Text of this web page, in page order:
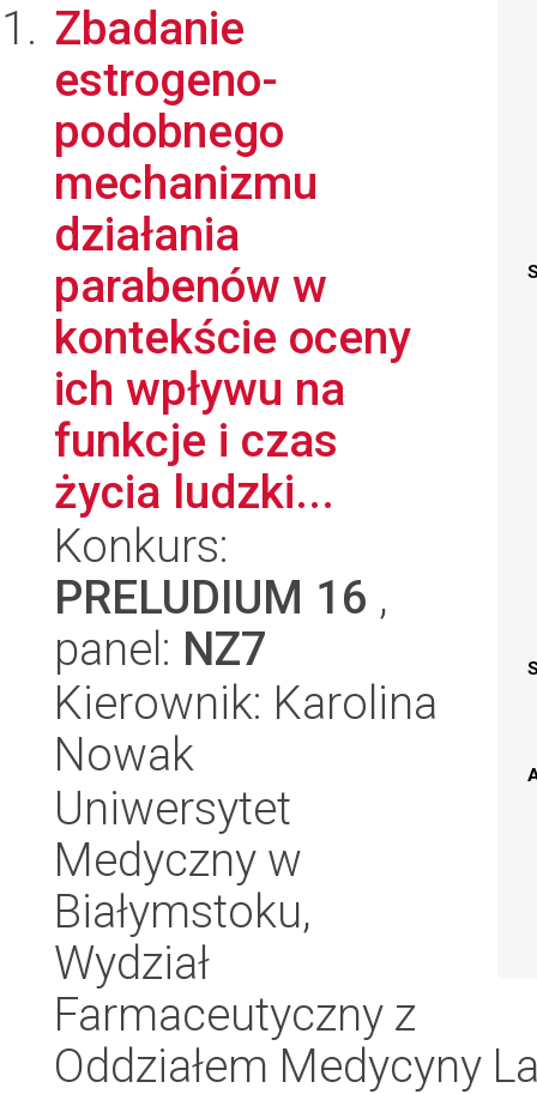
Zbadanie
estrogeno-
podobnego
mechanizmu
działania
parabenów w
kontekście oceny
ich wpływu na
funkcje i czas
życia ludzki...
Konkurs:
PRELUDIUM 16 ,
panel: NZ7
Kierownik: Karolina
Nowak
Uniwersytet
Medyczny w
Białymstoku,
Wydział
Farmaceutyczny z
Oddziałem Medycyny